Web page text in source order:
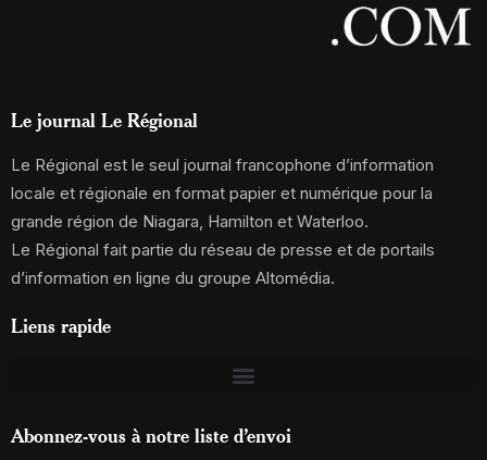
Le journal Le Régional
Le Régional est le seul journal francophone d’information
locale et régionale en format papier et numérique pour la
grande région de Niagara, Hamilton et Waterloo.
Le Régional fait partie du réseau de presse et de portails
d’information en ligne du groupe Altomédia.
Liens rapide
Abonnez-vous à notre liste d’envoi